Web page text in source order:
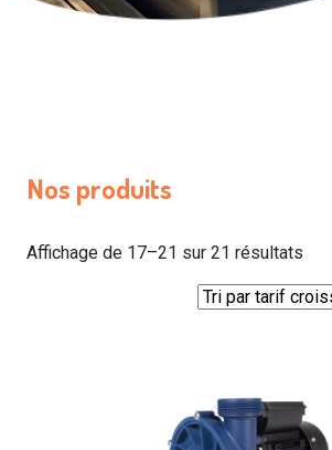
Nos produits
Affichage de 17–21 sur 21 résultats
prix